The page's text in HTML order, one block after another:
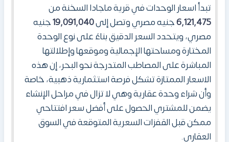
تبدأ اسعار الوحدات في قرية ماجادا السخنة من
6,121,475جنيه مصري وتصل إلى19,091,040جنيه
مصري، ويتحدد السعر الدقيق بناءً على نوع الوحدة
المختارة ومساحتها الإجمالية وموقعها وإطلالتها
المباشرة على المصاطب المتدرجة نحو البحر، إن هذه
الاسعار الممتازة تشكل فرصة استثمارية ذهبية، خاصة
وأن شراء وحدة عقارية وهي لا تزال في مراحل الإنشاء
يضمن للمشتري الحصول على أفضل سعر افتتاحي
ممكن قبل القفزات السعرية المتوقعة في السوق
العقاري.